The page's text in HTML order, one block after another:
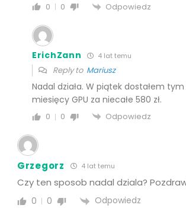
0 0 Odpowiedz
ErichZann 4 lat temu
Reply to Mariusz
Nadal działa. W piątek dostałem
miesięcy GPU za niecałe 580 zł.
0 0 Odpowiedz
Grzegorz 4 lat temu
Czy ten sposob nadal dziala?
0 0 Odpowiedz